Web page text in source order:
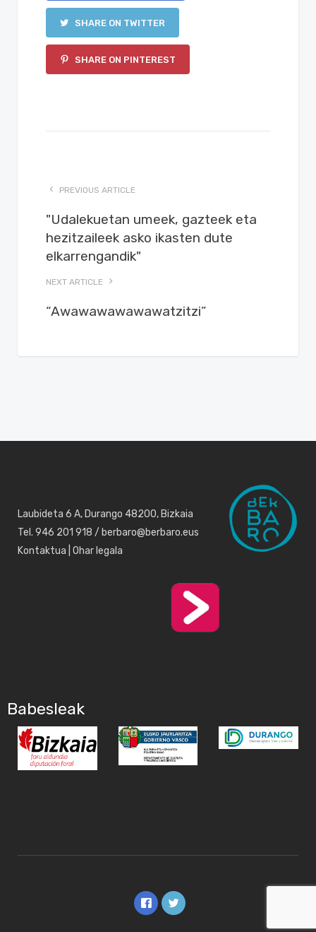
SHARE ON TWITTER
SHARE ON PINTEREST
PREVIOUS ARTICLE
"Udalekuetan umeek, gazteek eta
hezitzaileek asko ikasten dute
elkarrengandik"
NEXT ARTICLE
“Awawawawawawatzitzi”
Laubideta 6 A, Durango 48200, Bizkaia
Tel. 946 201 918 / berbaro@berbaro.eus
Kontaktua Ohar legala
Babesleak